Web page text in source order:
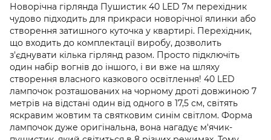
Новорічна гірлянда Пушистик 40 LED 7м перехідник
чудово підходить для прикраси новорічної ялинки або
створення затишного куточка у квартирі. Перехідник,
що входить до комплектації виробу, дозволить
з'єднувати кілька гірлянд разом. Просто підключіть
один набір вогнів до іншого, і ви вже на шляху
створення власного казкового освітлення! 40 LED
лампочок розташованих на чорному дроті довжиною 7
метрів на відстані один від одного в 17,5 см, світять
яскравим жовтим та святковим синім світлом. Форма
лампочок дуже оригінальна, вона нагадує м'ячик-